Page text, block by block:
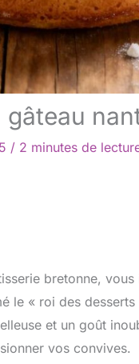
/ 2 minutes de
bretonne,
le « roi des
et un goût
vos convives.